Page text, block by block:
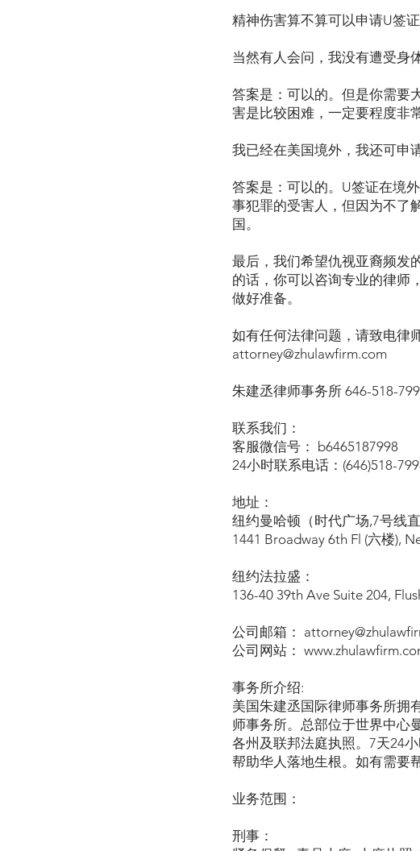
精神伤害算不算可以申请U签证
当然有人会问，我没有遭受身
答案是：可以的。但是你需要
害是比较困难，一定要程度非
我已经在美国境外，我还可申
答案是：可以的。U签证在境
事犯罪的受害人，但因为不了
国。
最后，我们希望仇视亚裔频发
的话，你可以咨询专业的律师
做好准备。
如有任何法律问题，请致电律
attorney@zhulawfirm.com
朱建丞律师事务所 646-518-
联系我们：
客服微信号： b6465187998
24小时联系电话：(646)518-
地址：
纽约曼哈顿（时代广场,7号线
1441 Broadway 6th Fl (六楼),
纽约法拉盛：
136-40 39th Ave Suite 204,
公司邮箱：
公司网站：
事务所介绍:
美国朱建丞国际律师事务所拥
师事务所。总部位于世界中心
各州及联邦法庭执照。7天24
帮助华人落地生根。如有需要
业务范围：
刑事：